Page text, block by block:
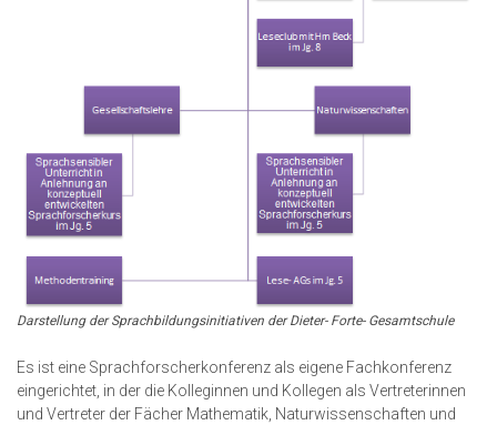
Darstellung der Sprachbildungsinitiativen der Dieter- Forte- Gesamtschule
Es ist eine Sprachforscherkonferenz als eigene Fachkonferenz
eingerichtet, in der die Kolleginnen und Kollegen als Vertreterinnen
und Vertreter der Fächer Mathematik, Naturwissenschaften und